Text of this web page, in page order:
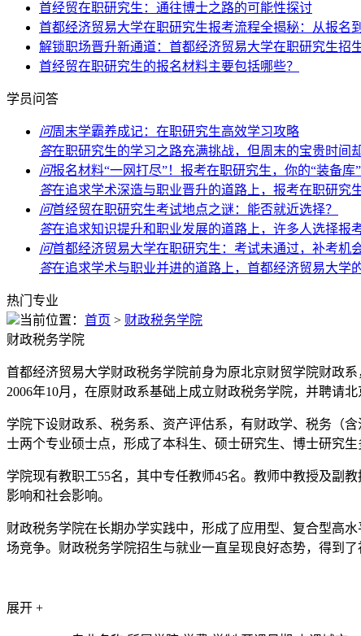
首经贸在职研究生：通往博士之路的可能性探讨
首都经济贸易大学在职研究生报考流程全揭秘：从报名
解锁职场晋升新通道：首都经济贸易大学在职研究生招
首经贸在职研究生的报名材料主要包括哪些？
学员问答
问周末学霸养成记：在职研究生高效学习攻略
答在职研究生的学习之路充满挑战，但周末的宝贵时间
问报名材料“一网打尽”！报考在职研究生，你的“装备库”
答在追求学术深造与职业晋升的道路上，报考在职研究
问首经贸在职研究生考试地点之谜：能否就近选择？
答在追求知识提升和职业发展的道路上，许多人选择报
问首都经济贸易大学在职研究生：考试未通过，补考机
答在追求学术与职业并进的道路上，首都经济贸易大学
热门专业
当前位置： 首页 > 财政税务学院
财政税务学院
首都经济贸易大学财政税务学院前身为原北京财贸学院财政
2006年10月，在原财政系基础上成立财政税务学院，并聘请
学院下设财政系、税务系、资产评估系，有财政学、税务（
士两个专业硕士点，形成了本科生、硕士研究生、博士研究
学院现有教职工55名，其中专任教师45名。教师中教授及副
影响和社会影响。
财政税务学院在长期办学实践中，形成了应用型、复合型高
场竞争。财政税务学院招生与就业一直呈现良好态势，得到
展开 +